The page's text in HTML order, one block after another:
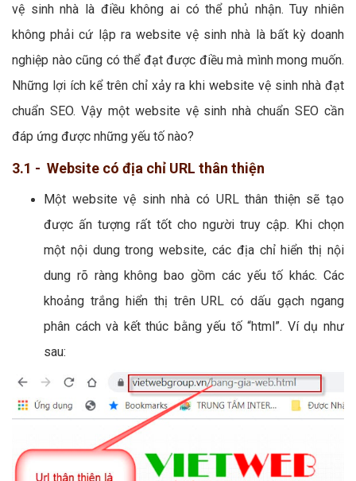
vệ sinh nhà là điều không ai có thể phủ nhận. Tuy nhiên
không phải cứ lập ra website vệ sinh nhà là bất kỳ doanh
nghiệp nào cũng có thể đạt được điều mà mình mong muốn.
Những lợi ích kể trên chỉ xảy ra khi website vệ sinh nhà đạt
chuẩn SEO. Vậy một website vệ sinh nhà chuẩn SEO cần
đáp ứng được những yếu tố nào?
3.1 - Website có địa chỉ URL thân thiện
Một website vệ sinh nhà có URL thân thiện sẽ tạo
được ấn tượng rất tốt cho người truy cập. Khi chọn
một nội dung trong website, các địa chỉ hiển thị nội
dung rõ ràng không bao gồm các yếu tố khác. Các
khoảng trắng hiển thị trên URL có dấu gạch ngang
phân cách và kết thúc bằng yếu tố “html”. Ví dụ như
sau: